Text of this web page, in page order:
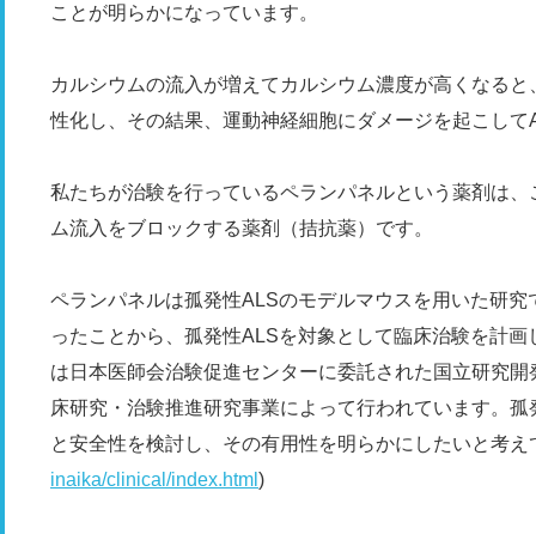
ことが明らかになっています。
カルシウムの流入が増えてカルシウム濃度が高くなる
性化し、その結果、運動神経細胞にダメージを起こし
私たちが治験を行っているペランパネルという薬剤は
ム流入をブロックする薬剤（拮抗薬）です。
ペランパネルは孤発性ALSのモデルマウスを用いた研
ったことから、孤発性ALSを対象として臨床治験を計
は日本医師会治験促進センターに委託された国立研究
床研究・治験推進研究事業によって行われています。
と安全性を検討し、その有用性を明らかにしたいと考え
inaika/clinical/index.html )